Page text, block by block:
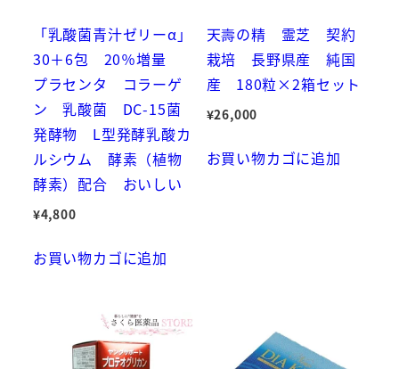
酸
菌
配
合
個
「乳酸菌青汁ゼリーα」
30＋6包 20％増量
プラセンタ コラーゲ
ン 乳酸菌 DC-15菌
発酵物 L型発酵乳酸カ
ルシウム 酵素（植物
酵素）配合 おいしい
¥4,800
お買い物カゴに追加
天壽の精 霊芝 契約
栽培 長野県産 純国
産 180粒×2箱セット
¥26,000
お買い物カゴに追加